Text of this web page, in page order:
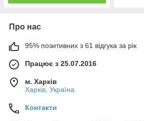
Про нас
95% позитивних з 61 відгука за рік
Працює з 25.07.2016
м. Харків
Харків, Україна
Контакти